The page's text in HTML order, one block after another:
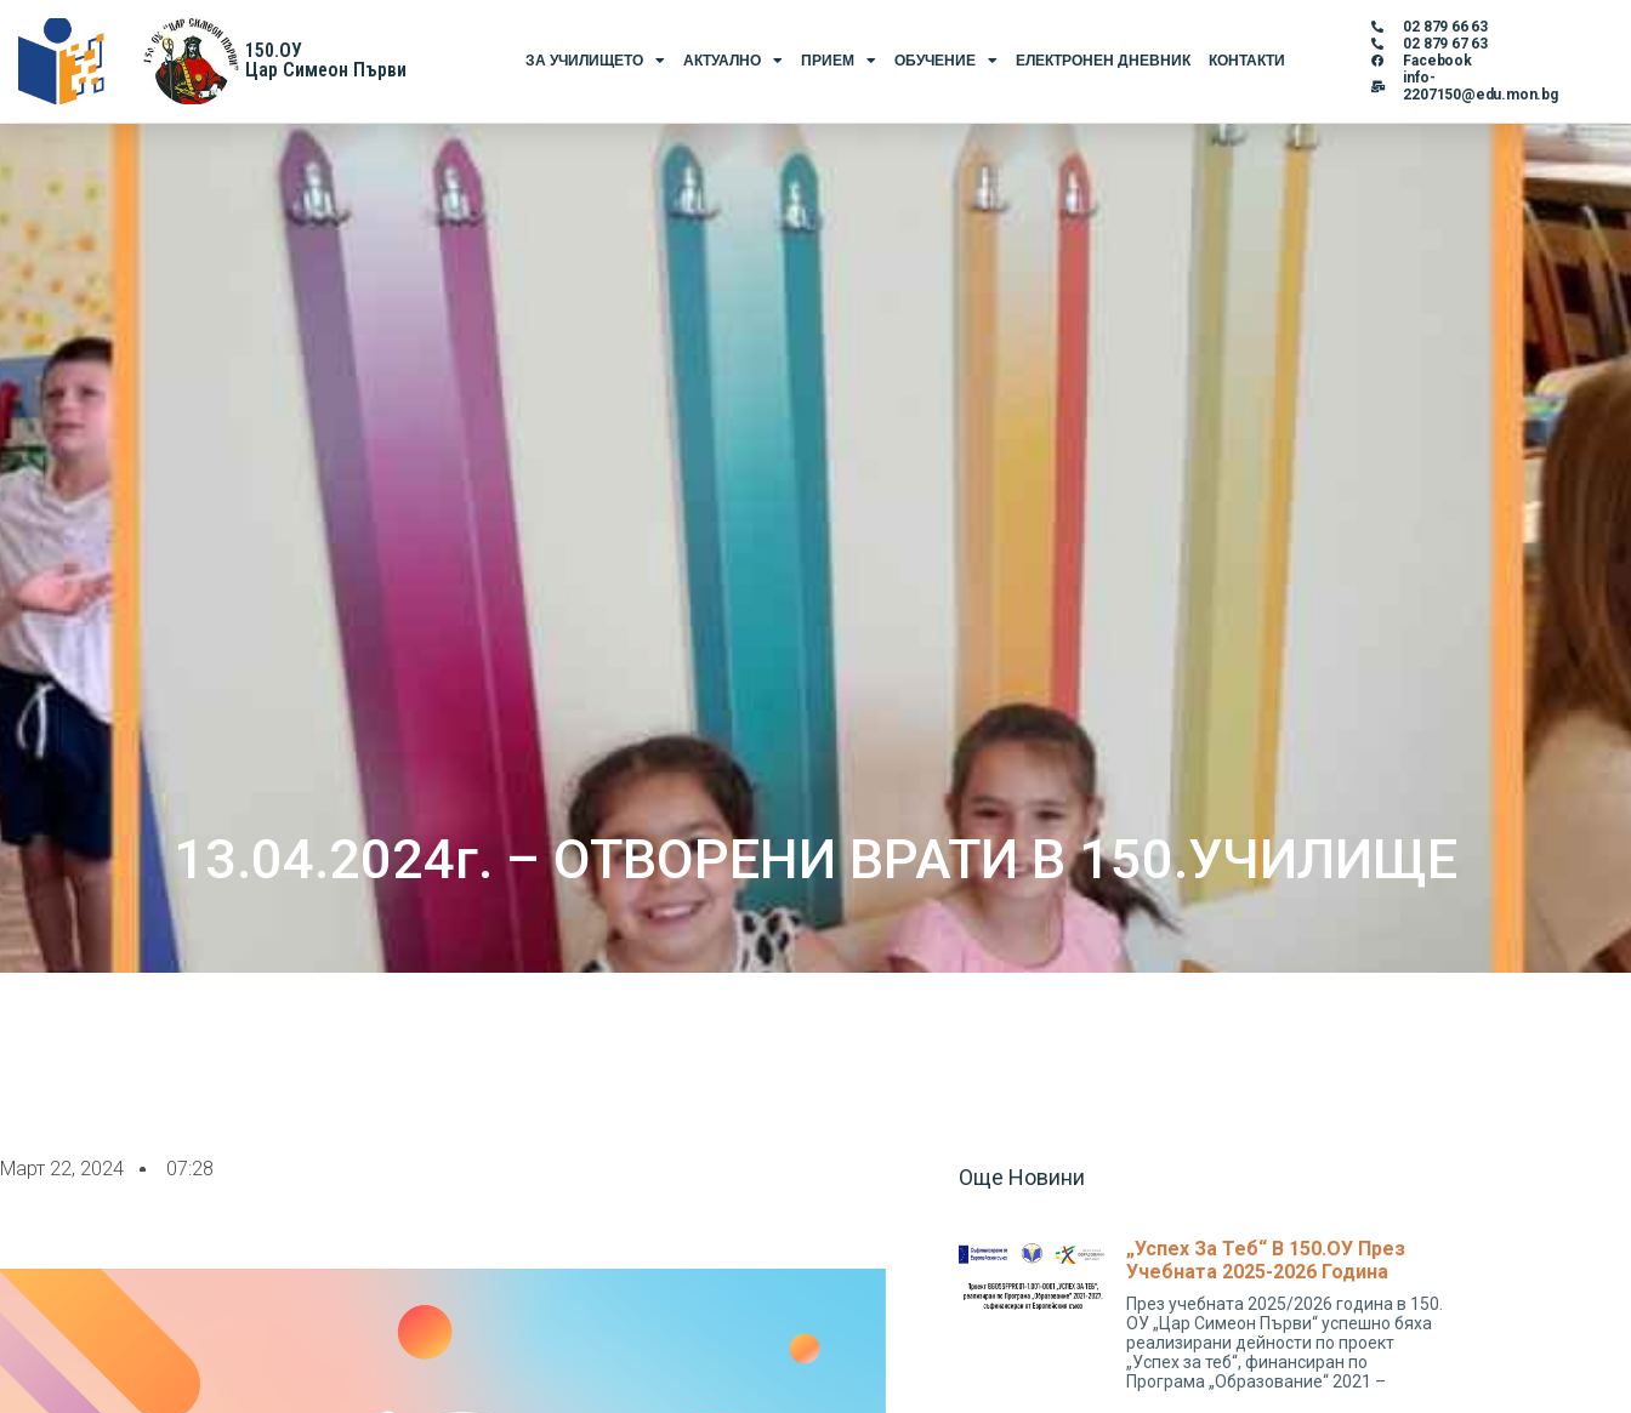
150.ОУ
Цар Симеон Първи
ЗА УЧИЛИЩЕТО АКТУАЛНО ПРИЕМ ОБУЧЕНИЕ ЕЛЕКТРОНЕН ДНЕВНИК КОНТАКТИ
02 879 66 63
02 879 67 63
Facebook
info-
2207150@edu.mon.bg
13.04.2024г. – ОТВОРЕНИ ВРАТИ В 150.УЧИЛИЩЕ
Март 22, 2024 07:28 Още Новини
„Успех За Теб“ В 150.ОУ През
Учебната 2025-2026 Година
През учебната 2025/2026 година в 150.
ОУ „Цар Симеон Първи“ успешно бяха
реализирани дейности по проект
„Успех за теб“, финансиран по
Програма „Образование“ 2021 –